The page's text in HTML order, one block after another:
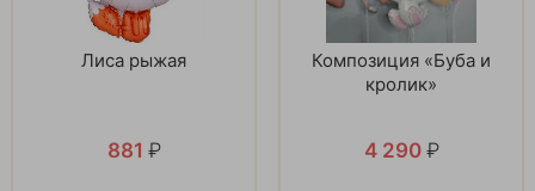
Лиса рыжая
881 ₽
Композиция «Буба и
кролик»
4 290 ₽